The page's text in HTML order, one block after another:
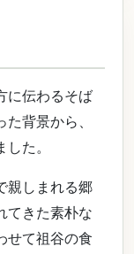
に伝わるそば
背景から、
た。
親しまれる郷
てきた素朴な
せて祖谷の食